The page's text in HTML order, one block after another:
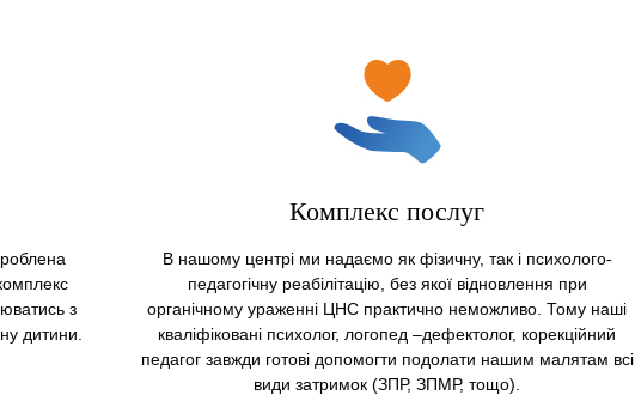
з
дитини.
Комплекс послуг
В нашому центрі ми надаємо як фізичну, так і психолого-
педагогічну реабілітацію, без якої відновлення при
органічному ураженні ЦНС практично неможливо. Тому наші
кваліфіковані психолог, логопед –дефектолог, корекційний
педагог завжди готові допомогти подолати нашим малятам всі
види затримок (ЗПР, ЗПМР, тощо).